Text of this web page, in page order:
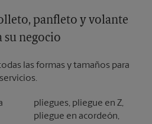
panfleto y volante
su negocio
las formas y tamaños para
pliegues, pliegue en Z,
pliegue en acordeón,